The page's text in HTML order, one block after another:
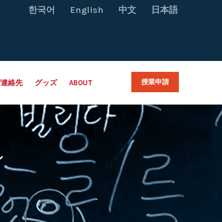
한국어 English 中文 日本語
絡先 グッズ ABOUT 授業申請